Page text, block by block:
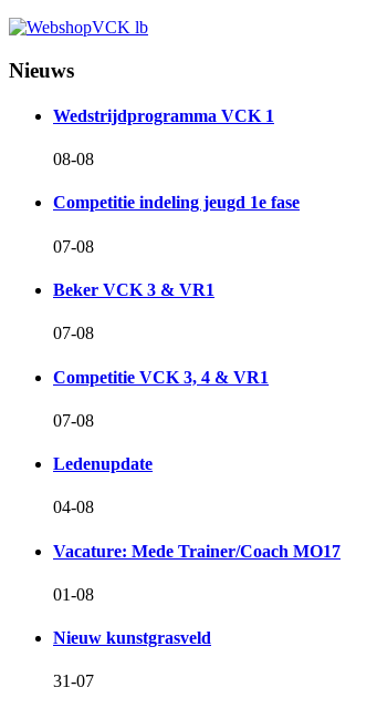
Nieuws
Wedstrijdprogramma VCK 1
08-08
Competitie indeling jeugd 1e fase
07-08
Beker VCK 3 & VR1
07-08
Competitie VCK 3, 4 & VR1
07-08
Ledenupdate
04-08
Vacature: Mede Trainer/Coach MO17
01-08
Nieuw kunstgrasveld
31-07